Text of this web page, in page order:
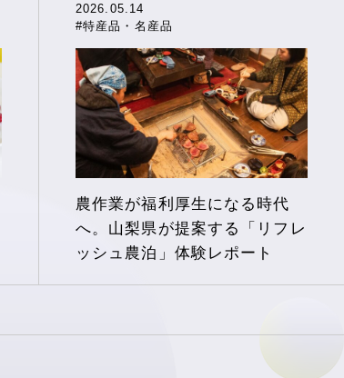
2026.05.14
#特産品・名産品
農作業が福利厚生になる時代
へ。山梨県が提案する「リフレ
ッシュ農泊」体験レポート